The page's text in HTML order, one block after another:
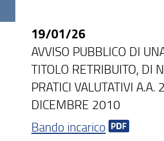
19/01/26
AVVISO PUBBLICO DI
TITOLO RETRIBUITO, DI
PRATICI VALUTATIVI
DICEMBRE 2010
Bando incarico